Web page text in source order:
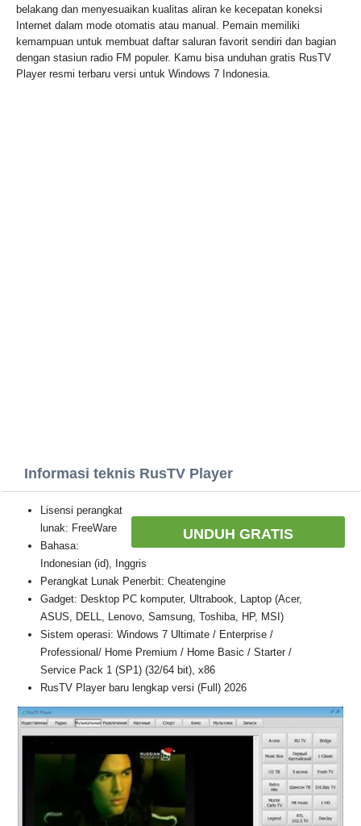
belakang dan menyesuaikan kualitas aliran ke kecepatan koneksi
Internet dalam mode otomatis atau manual. Pemain memiliki
kemampuan untuk membuat daftar saluran favorit sendiri dan bagian
dengan stasiun radio FM populer. Kamu bisa unduhan gratis RusTV
Player resmi terbaru versi untuk Windows 7 Indonesia.
Informasi teknis RusTV Player
UNDUH GRATIS
Lisensi perangkat
lunak: FreeWare
Bahasa:
Indonesian (id), Inggris
Perangkat Lunak Penerbit: Cheatengine
Gadget: Desktop PC komputer, Ultrabook, Laptop (Acer,
ASUS, DELL, Lenovo, Samsung, Toshiba, HP, MSI)
Sistem operasi: Windows 7 Ultimate / Enterprise /
Professional/ Home Premium / Home Basic / Starter /
Service Pack 1 (SP1) (32/64 bit), x86
RusTV Player baru lengkap versi (Full) 2026